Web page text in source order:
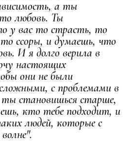
а ты
любовь. Ты
у вас то страсть, то
то ссоры, и думаешь, что
И я долго верила в
настоящих
они не были
с проблемами в
становишься старше,
кто тебе подходит, и
людей, которые с